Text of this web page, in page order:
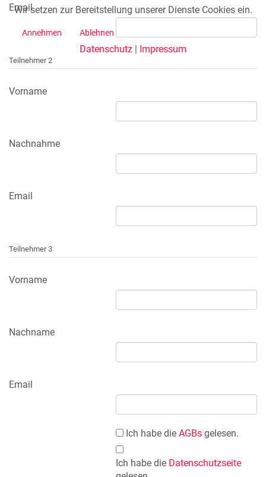
Email
Teilnehmer 2
Vorname
Nachnahme
Email
Teilnehmer 3
Vorname
Nachname
Email
Ich habe die AGBs gelesen.
Ich habe die Datenschutzseite
Wir setzen zur Bereitstellung unserer Dienste Cookies ein.
Annehmen Ablehnen
Datenschutz | Impressum